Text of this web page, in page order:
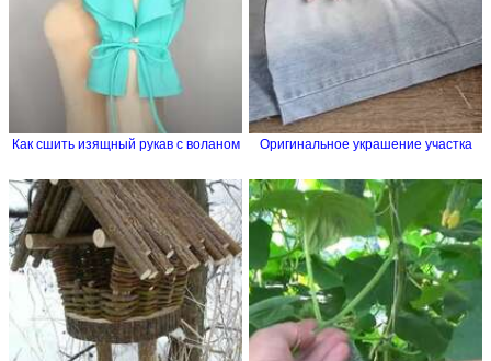
Как сшить изящный рукав с воланом Оригинальное украшение участка